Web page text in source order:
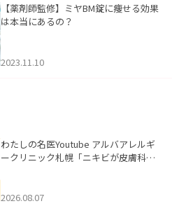
【薬剤師監修】ミヤBM錠に痩せる効果
は本当にあるの？
2023.11.10
わたしの名医Youtube アルバアレルギ
ークリニック札幌「ニキビが皮膚科で
ました。
2026.08.07